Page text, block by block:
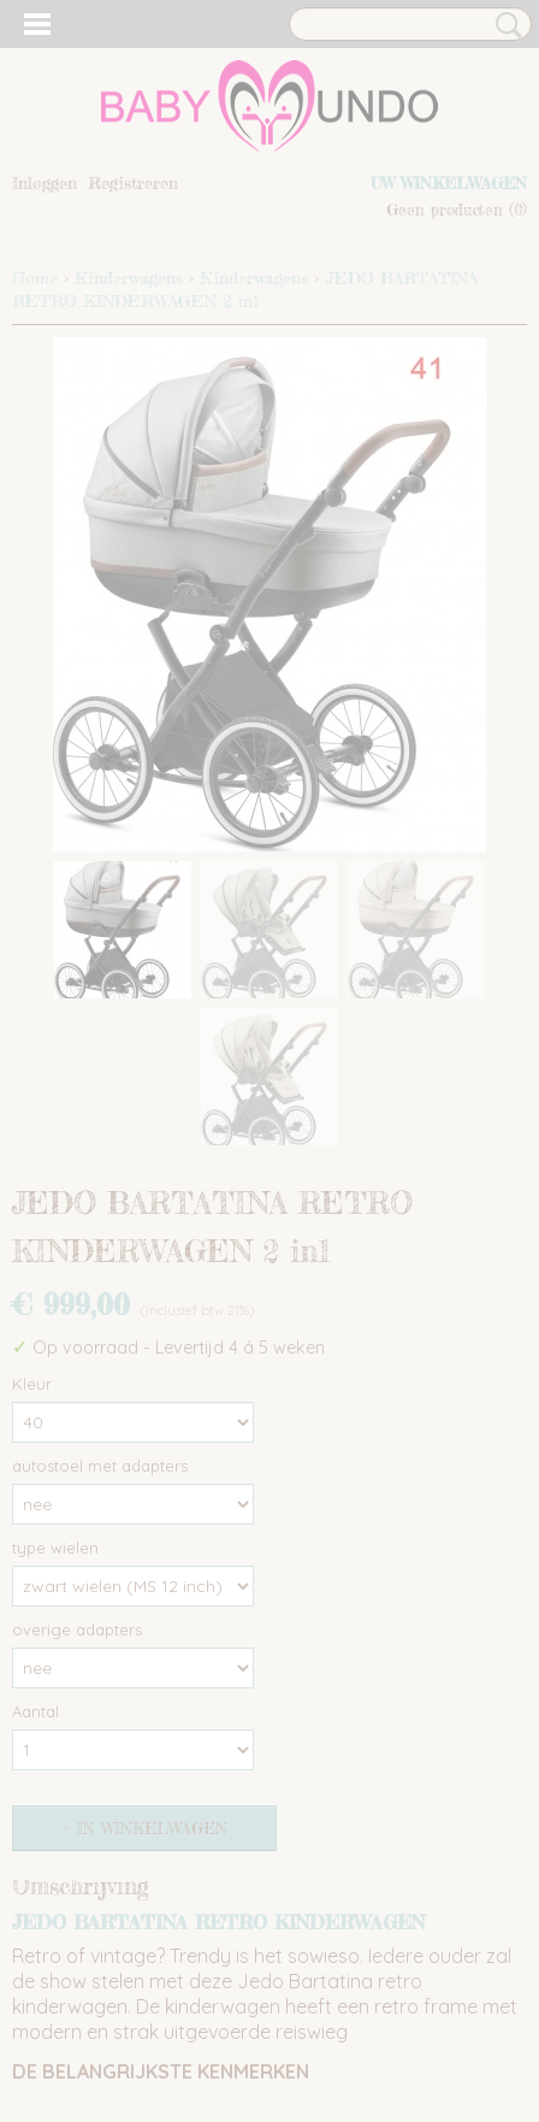
Inloggen Registreren
UW WINKELWAGEN
Geen producten (0)
Home > Kinderwagens > Kinderwagens > JEDO BARTATINA
RETRO KINDERWAGEN 2 in1
JEDO BARTATINA RETRO
KINDERWAGEN 2 in1
€ 999,00 (inclusief btw 21%)
✓ Op voorraad - Levertijd 4 á 5 weken
Kleur
autostoel met adapters
type wielen
overige adapters
Aantal
IN WINKELWAGEN
Omschrijving
JEDO BARTATINA RETRO KINDERWAGEN
Retro of vintage? Trendy is het sowieso. Iedere ouder zal
de show stelen met deze Jedo Bartatina retro
kinderwagen. De kinderwagen heeft een retro frame met
modern en strak uitgevoerde reiswieg
DE BELANGRIJKSTE KENMERKEN